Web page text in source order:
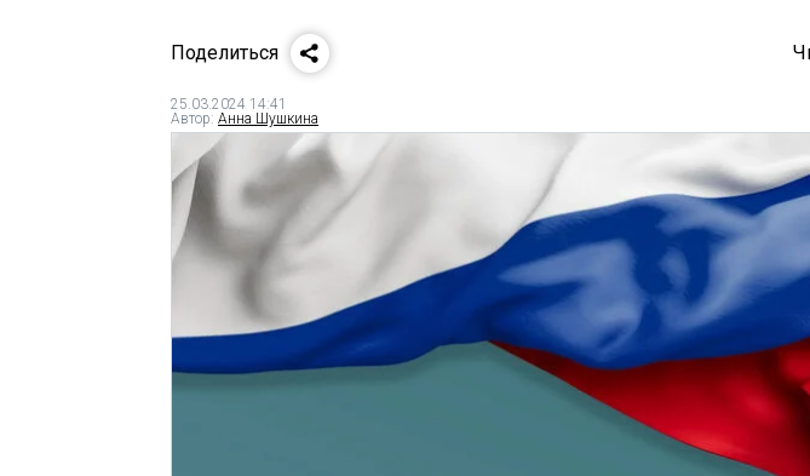
Поделиться
25.03.2024 14:41
Автор: Анна Шушкина